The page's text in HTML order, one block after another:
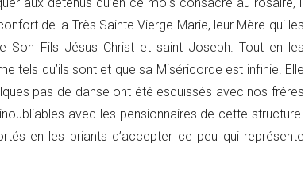
de la Très Sainte Vierge Marie, leur Mère qui les
Son Fils Jésus Christ et saint Joseph. Tout en les
tels qu’ils sont et que sa Miséricorde est infinie. Elle
pas de danse ont été esquissés avec nos frères
avec les pensionnaires de cette structure.
en les priants d’accepter ce peu qui représente